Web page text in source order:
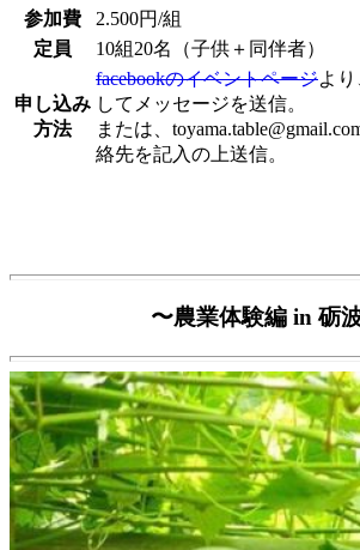
参加費
2.500円/組
定員
10組20名（子供＋同伴者）
申し込み
方法
facebookのイベントページよ
してメッセージを送信。
または、
絡先を記入の上送信。
〜農業体験編 in 砺